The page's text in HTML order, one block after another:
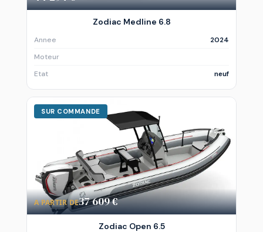
Zodiac Medline 6.8
Annee
2024
Moteur
Etat
neuf
SUR COMMANDE
A PARTIR DE37 609 €
Zodiac Open 6.5